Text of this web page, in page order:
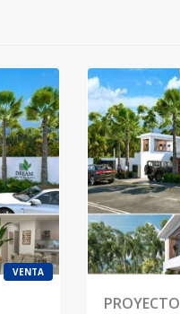
VENTA
PROYECTO